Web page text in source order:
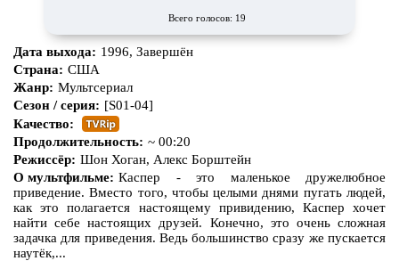
Всего голосов: 19
Дата выхода: 1996, Завершён
Страна: США
Жанр: Мультсериал
Сезон / серия: [S01-04]
Качество:
Продолжительность: ~ 00:20
Режиссёр: Шон Хоган, Алекс Борштейн
О мультфильме: Каспер - это маленькое дружелюбное
приведение. Вместо того, чтобы целыми днями пугать людей,
как это полагается настоящему привидению, Каспер хочет
найти себе настоящих друзей. Конечно, это очень сложная
задачка для приведения. Ведь большинство сразу же пускается
наутёк,...